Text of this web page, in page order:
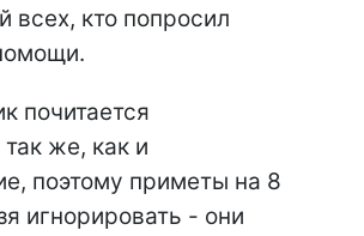
всех, кто попросил
почитается
же, как и
поэтому приметы на 8
игнорировать - они